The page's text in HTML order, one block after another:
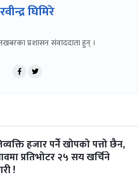
रवीन्द्र घिमिरे
प्रशासन संवाददाता हुन् ।
हजार पर्नेे खोपको पत्तो छैन,
प्रतिभोटर २५ सय खर्चिने
!